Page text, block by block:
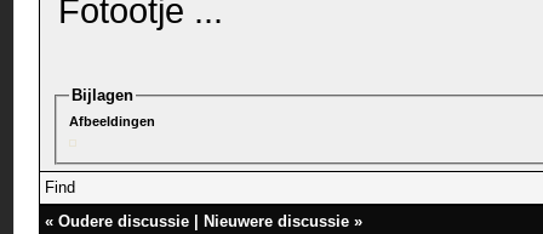
Fotootje ...
Bijlagen
Afbeeldingen
Find
«Oudere discussie Nieuwere discussie »